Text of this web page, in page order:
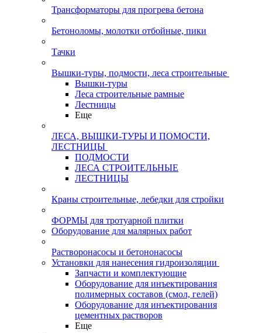
Трансформаторы для прогрева бетона
Бетоноломы, молотки отбойные, пики
Тачки
Вышки-туры, подмости, леса строительные
Вышки-туры
Леса строительные рамные
Лестницы
Еще
ЛЕСА, ВЫШКИ-ТУРЫ И ПОМОСТИ,
ЛЕСТНИЦЫ
ПОДМОСТИ
ЛЕСА СТРОИТЕЛЬНЫЕ
ЛЕСТНИЦЫ
Краны строительные, лебедки для стройки
ФОРМЫ для тротуарной плитки
Оборудование для малярных работ
Растворонасосы и бетононасосы
Установки для нанесения гидроизоляции
Запчасти и комплектующие
Оборудование для инъектирования
полимерных составов (смол, гелей)
Оборудование для инъектирования
цементных растворов
Еще